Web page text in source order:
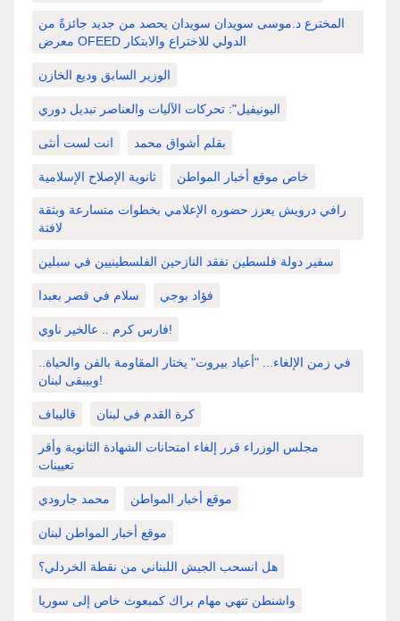
المخترع د.موسى سويدان سويدان يحصد من جديد جائزةً من
معرض OFEED الدولي للاختراع والابتكار
الوزير السابق وديع الخازن
اليونيفيل": تحركات الآليات والعناصر تبديل دوري
انت لست أنثى بقلم أشواق محمد
ثانوية الإصلاح الإسلامية خاص موقع أخبار المواطن
رافي درويش يعزز حضوره الإعلامي بخطوات متسارعة وبثقة
لافتة
سفير دولة فلسطين تفقد النازحين الفلسطينيين في سبلين
سلام في قصر بعبدا فؤاد بوجي
فارس كرم .. عالخير ناوي!
في زمن الإلغاء... "أعياد بيروت" يختار المقاومة بالفن والحياة..
وبيبقى لبنان!
قاليباف كرة القدم في لبنان
مجلس الوزراء قرر إلغاء امتحانات الشهادة الثانوية وأقر
تعيينات
محمد جارودي موقع أخبار المواطن
موقع أخبار المواطن لبنان
هل انسحب الجيش اللبناني من نقطة الخردلي؟
واشنطن تنهي مهام براك كمبعوث خاص إلى سوريا